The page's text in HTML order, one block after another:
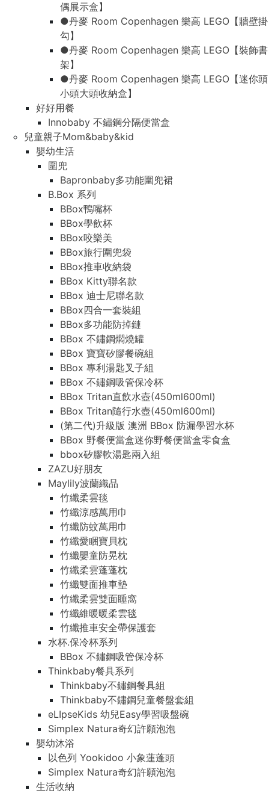
偶展示盒】
●丹麥 Room Copenhagen 樂高 LEGO【牆壁掛
勾】
●丹麥 Room Copenhagen 樂高 LEGO【裝飾書
架】
●丹麥 Room Copenhagen 樂高 LEGO【迷你頭
小頭大頭收納盒】
好好用餐
Innobaby 不鏽鋼分隔便當盒
兒童親子Mom&baby&kid
嬰幼生活
圍兜
Bapronbaby多功能圍兜裙
B.Box 系列
BBox鴨嘴杯
BBox學飲杯
BBox咬樂美
BBox旅行圍兜袋
BBox推車收納袋
BBox Kitty聯名款
BBox 迪士尼聯名款
BBox四合一套裝組
BBox多功能防掉鏈
BBox 不鏽鋼燜燒罐
BBox 寶寶矽膠餐碗組
BBox 專利湯匙叉子組
BBox 不鏽鋼吸管保冷杯
BBox Tritan直飲水壺(450ml600ml)
BBox Tritan隨行水壺(450ml600ml)
(第二代)升級版 澳洲 BBox 防漏學習水杯
BBox 野餐便當盒迷你野餐便當盒零食盒
bbox矽膠軟湯匙兩入組
ZAZU好朋友
Maylily波蘭織品
竹纖柔雲毯
竹纖涼感萬用巾
竹纖防蚊萬用巾
竹纖愛睏寶貝枕
竹纖嬰童防晃枕
竹纖柔雲蓬蓬枕
竹纖雙面推車墊
竹纖柔雲雙面睡窩
竹纖維暖暖柔雲毯
竹纖推車安全帶保護套
水杯.保冷杯系列
BBox 不鏽鋼吸管保冷杯
Thinkbaby餐具系列
Thinkbaby不鏽鋼餐具組
Thinkbaby不鏽鋼兒童餐盤套組
eLIpseKids 幼兒Easy學習吸盤碗
Simplex Natura奇幻許願泡泡
嬰幼沐浴
以色列 Yookidoo 小象蓮蓬頭
Simplex Natura奇幻許願泡泡
生活收納